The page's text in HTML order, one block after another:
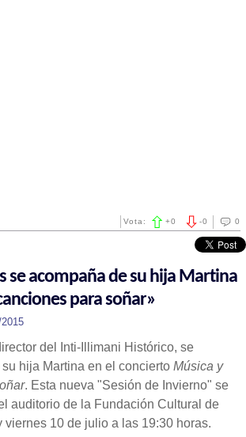
0
-0
Vota: +0
se acompaña de su hija Martina
para soñar»
del Inti-Illimani Histórico, se
hija Martina en el concierto Música y
. Esta nueva "Sesión de Invierno" se
auditorio de la Fundación Cultural de
viernes 10 de julio a las 19:30 horas.